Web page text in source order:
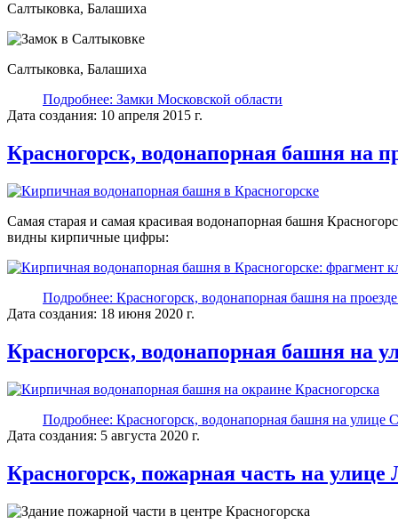
Салтыковка, Балашиха
Салтыковка, Балашиха
Подробнее: Замки Московской области
Дата создания: 10 апреля 2015 г.
Красногорск, водонапорная башня на
Самая старая и самая красивая водонапорная башня
видны кирпичные цифры:
Подробнее: Красногорск, водонапорная башня на
Дата создания: 18 июня 2020 г.
Красногорск, водонапорная башня на
Подробнее: Красногорск, водонапорная башня на улице
Дата создания: 5 августа 2020 г.
Красногорск, пожарная часть на улице